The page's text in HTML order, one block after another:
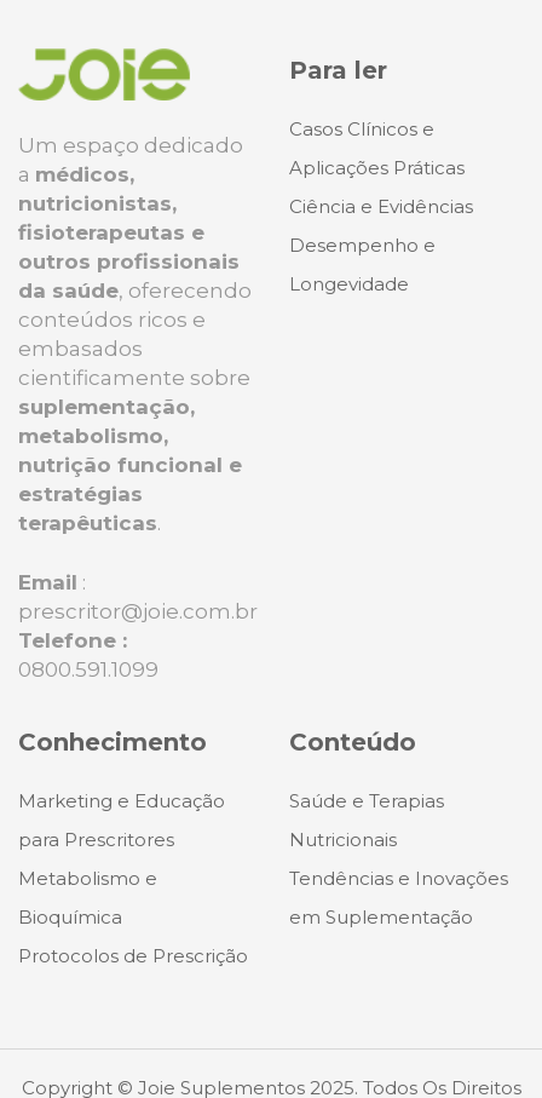
Um espaço dedicado
a médicos,
nutricionistas,
fisioterapeutas e
outros profissionais
da saúde, oferecendo
conteúdos ricos e
embasados
cientificamente sobre
suplementação,
metabolismo,
nutrição funcional e
estratégias
terapêuticas.
Email :
prescritor@joie.com.br
Telefone :
0800.591.1099
Para ler
Casos Clínicos e
Aplicações Práticas
Ciência e Evidências
Desempenho e
Longevidade
Conhecimento
Marketing e Educação
para Prescritores
Metabolismo e
Bioquímica
Protocolos de Prescrição
Conteúdo
Saúde e Terapias
Nutricionais
Tendências e Inovações
em Suplementação
Copyright © Joie Suplementos 2025. Todos Os Direitos